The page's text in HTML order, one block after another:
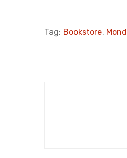
Tag: Bookstore,